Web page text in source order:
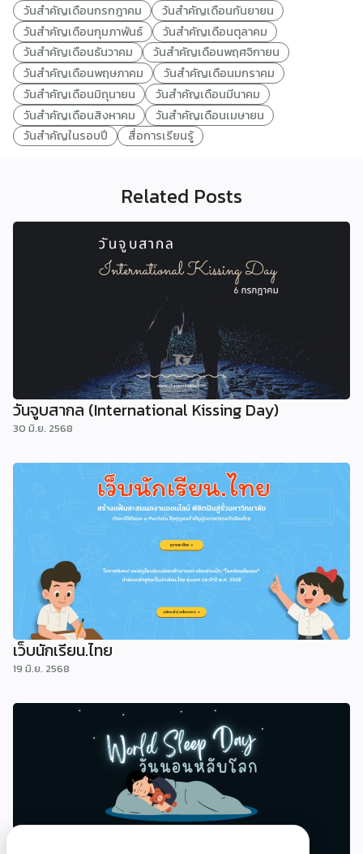
วันสำคัญเดือนกรกฎาคม
วันสำคัญเดือนกันยายน
วันสำคัญเดือนกุมภาพันธ์
วันสำคัญเดือนตุลาคม
วันสำคัญเดือนธันวาคม
วันสำคัญเดือนพฤศจิกายน
วันสำคัญเดือนพฤษภาคม
วันสำคัญเดือนมกราคม
วันสำคัญเดือนมิถุนายน
วันสำคัญเดือนมีนาคม
วันสำคัญเดือนสิงหาคม
วันสำคัญเดือนเมษายน
วันสำคัญในรอบปี
สื่อการเรียนรู้
Related Posts
วันจูบสากล (International Kissing Day)
30 มิ.ย. 2568
เว็บนักเรียน.ไทย
19 มิ.ย. 2568